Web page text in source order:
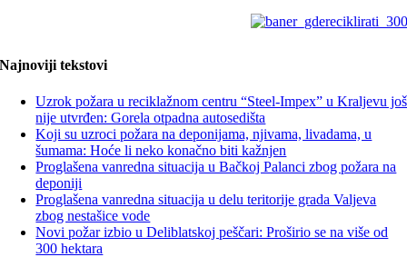
Najnoviji tekstovi
Uzrok požara u reciklažnom centru “Steel-Impex” u Kraljevu još
nije utvrđen: Gorela otpadna autosedišta
Koji su uzroci požara na deponijama, njivama, livadama, u
šumama: Hoće li neko konačno biti kažnjen
Proglašena vanredna situacija u Bačkoj Palanci zbog požara na
deponiji
Proglašena vanredna situacija u delu teritorije grada Valjeva
zbog nestašice vode
Novi požar izbio u Deliblatskoj peščari: Proširio se na više od
300 hektara